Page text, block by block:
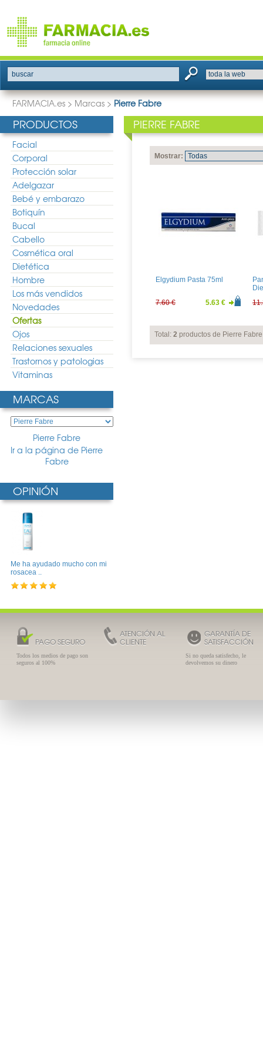
buscar
FARMACIA.es > Marcas > Pierre Fabre
PRODUCTOS
Facial
Corporal
Protección solar
Adelgazar
Bebé y embarazo
Botiquín
Bucal
Cabello
Cosmética oral
Dietética
Hombre
Los más vendidos
Novedades
Ofertas
Ojos
Relaciones sexuales
Trastornos y patologias
Vitaminas
MARCAS
Pierre Fabre
Ir a la página de Pierre
Fabre
OPINIÓN
Me ha ayudado mucho con mi
rosacea ..
PIERRE FABRE
Mostrar:
Elgydium Pasta 75ml
7.60 € 5.63 €
Total: 2 productos de Pierre Fabre
PAGO SEGURO
Todos los medios de pago son
seguros al 100%
ATENCIÓN AL
CLIENTE
GARANTÍA DE
SATISFACCIÓN
Si no queda satisfecho, le
devolvemos su dinero